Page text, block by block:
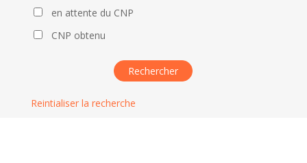
en attente du CNP
CNP obtenu
Reintialiser la recherche